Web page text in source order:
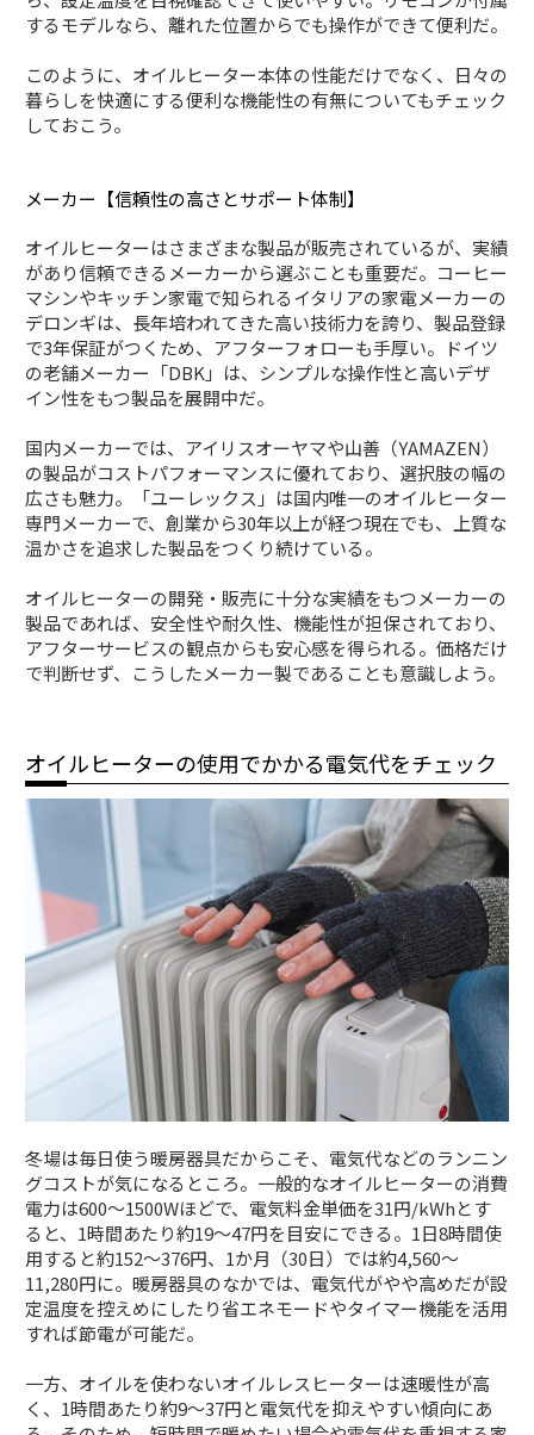
するモデルなら、離れた位置からでも操作ができて便利だ。
このように、オイルヒーター本体の性能だけでなく、日々の
暮らしを快適にする便利な機能性の有無についてもチェック
しておこう。
メーカー【信頼性の高さとサポート体制】
オイルヒーターはさまざまな製品が販売されているが、実績
があり信頼できるメーカーから選ぶことも重要だ。コーヒー
マシンやキッチン家電で知られるイタリアの家電メーカーの
デロンギは、長年培われてきた高い技術力を誇り、製品登録
で3年保証がつくため、アフターフォローも手厚い。ドイツ
の老舗メーカー「DBK」は、シンプルな操作性と高いデザ
イン性をもつ製品を展開中だ。
国内メーカーでは、アイリスオーヤマや山善（YAMAZEN）
の製品がコストパフォーマンスに優れており、選択肢の幅の
広さも魅力。「ユーレックス」は国内唯一のオイルヒーター
専門メーカーで、創業から30年以上が経つ現在でも、上質な
温かさを追求した製品をつくり続けている。
オイルヒーターの開発・販売に十分な実績をもつメーカーの
製品であれば、安全性や耐久性、機能性が担保されており、
アフターサービスの観点からも安心感を得られる。価格だけ
で判断せず、こうしたメーカー製であることも意識しよう。
オイルヒーターの使用でかかる電気代をチェック
冬場は毎日使う暖房器具だからこそ、電気代などのランニン
グコストが気になるところ。一般的なオイルヒーターの消費
電力は600〜1500Wほどで、電気料金単価を31円/kWhとす
ると、1時間あたり約19〜47円を目安にできる。1日8時間使
用すると約152〜376円、1か月（30日）では約4,560〜
11,280円に。暖房器具のなかでは、電気代がやや高めだが設
定温度を控えめにしたり省エネモードやタイマー機能を活用
すれば節電が可能だ。
一方、オイルを使わないオイルレスヒーターは速暖性が高
く、1時間あたり約9〜37円と電気代を抑えやすい傾向にあ